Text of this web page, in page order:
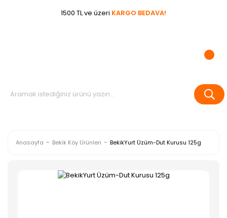
1500 TL ve üzeri KARGO BEDAVA!
Anasayfa Bekik Köy Ürünleri BekikYurt Üzüm-Dut Kurusu 125g